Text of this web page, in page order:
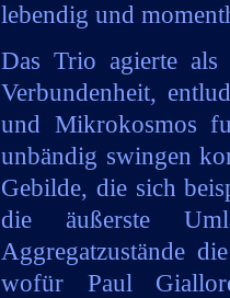
lebendig und
Das Trio agierte als
Verbundenheit,
und Mikrokosmos
unbändig swingen
Gebilde, die sich
die äußerste
Aggregatzustände
wofür Paul